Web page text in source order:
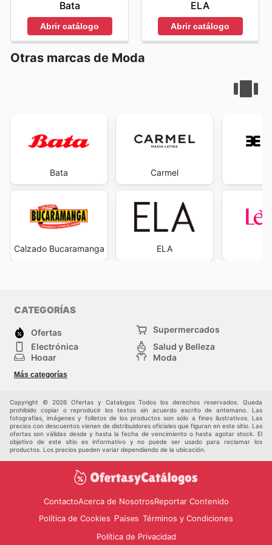
Bata
Abrir catálogo
ELA
Abrir catálogo
Otras marcas de Moda
Bata
Calzado Bucaramanga
Carmel
ELA
CATEGORÍAS
Ofertas
Supermercados
Electrónica
Salud y Belleza
Hogar
Moda
Herramientas y jardinería
Infancia
Más categorías
Copyright © 2026 Ofertas y Catalogos Todos los derechos reservados. Queda
prohibido copiar o reproducir los textos sin acuerdo escrito de antemano. Las
fotografías, imágenes y folletos de los productos son sólo a fines ilustrativos. Las
precios con descuentos vienen de distribuidores oficiales que figuran en este sitio. Las
ofertas son válidas desde y hasta la fecha de vencimiento o hasta agotar stock. El
objetivo de este sitio es informativo y no puede ser usado para reclamar los
productos. Los precios pueden variar dependiendo de la ubicación.
ContactoAcerca de NosotrosReportar Contenido
Política de Cookies Países Términos y Condiciones
Política de Privacidad